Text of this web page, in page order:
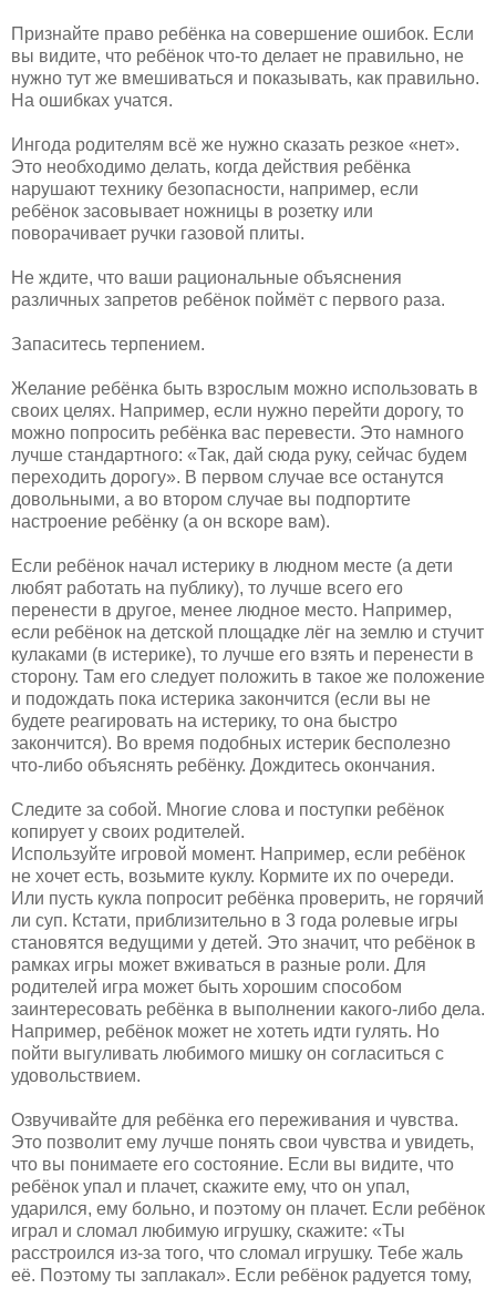
Признайте право ребёнка на совершение ошибок. Если
вы видите, что ребёнок что-то делает не правильно, не
нужно тут же вмешиваться и показывать, как правильно.
На ошибках учатся.
Ингода родителям всё же нужно сказать резкое «нет».
Это необходимо делать, когда действия ребёнка
нарушают технику безопасности, например, если
ребёнок засовывает ножницы в розетку или
поворачивает ручки газовой плиты.
Не ждите, что ваши рациональные объяснения
различных запретов ребёнок поймёт с первого раза.
Запаситесь терпением.
Желание ребёнка быть взрослым можно использовать в
своих целях. Например, если нужно перейти дорогу, то
можно попросить ребёнка вас перевести. Это намного
лучше стандартного: «Так, дай сюда руку, сейчас будем
переходить дорогу». В первом случае все останутся
довольными, а во втором случае вы подпортите
настроение ребёнку (а он вскоре вам).
Если ребёнок начал истерику в людном месте (а дети
любят работать на публику), то лучше всего его
перенести в другое, менее людное место. Например,
если ребёнок на детской площадке лёг на землю и стучит
кулаками (в истерике), то лучше его взять и перенести в
сторону. Там его следует положить в такое же положение
и подождать пока истерика закончится (если вы не
будете реагировать на истерику, то она быстро
закончится). Во время подобных истерик бесполезно
что-либо объяснять ребёнку. Дождитесь окончания.
Следите за собой. Многие слова и поступки ребёнок
копирует у своих родителей.
Используйте игровой момент. Например, если ребёнок
не хочет есть, возьмите куклу. Кормите их по очереди.
Или пусть кукла попросит ребёнка проверить, не горячий
ли суп. Кстати, приблизительно в 3 года ролевые игры
становятся ведущими у детей. Это значит, что ребёнок в
рамках игры может вживаться в разные роли. Для
родителей игра может быть хорошим способом
заинтересовать ребёнка в выполнении какого-либо дела.
Например, ребёнок может не хотеть идти гулять. Но
пойти выгуливать любимого мишку он согласиться с
удовольствием.
Озвучивайте для ребёнка его переживания и чувства.
Это позволит ему лучше понять свои чувства и увидеть,
что вы понимаете его состояние. Если вы видите, что
ребёнок упал и плачет, скажите ему, что он упал,
ударился, ему больно, и поэтому он плачет. Если ребёнок
играл и сломал любимую игрушку, скажите: «Ты
расстроился из-за того, что сломал игрушку. Тебе жаль
её. Поэтому ты заплакал». Если ребёнок радуется тому,